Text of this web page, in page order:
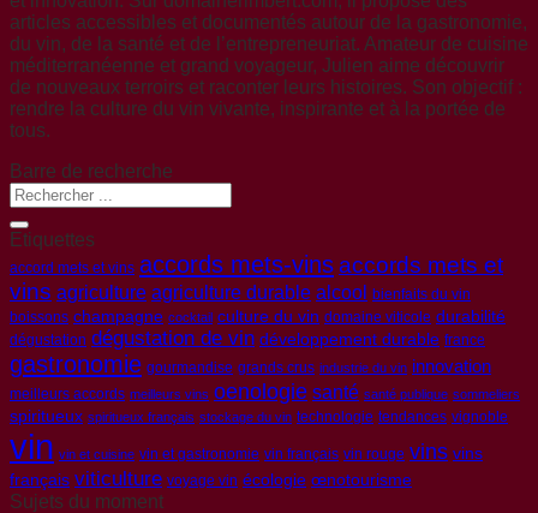
articles accessibles et documentés autour de la gastronomie,
du vin, de la santé et de l’entrepreneuriat. Amateur de cuisine
méditerranéenne et grand voyageur, Julien aime découvrir
de nouveaux terroirs et raconter leurs histoires. Son objectif :
rendre la culture du vin vivante, inspirante et à la portée de
tous.
Barre de recherche
Etiquettes
accord mets et vins accords mets-vinsaccords mets et
vins agriculture agriculture durable alcool bienfaits du vin
boissons champagne cocktail culture du vin domaine viticole durabilité
dégustation dégustation de vin développement durable france
gastronomie gourmandise grands crus industrie du vin innovation
meilleurs accords meilleurs vins oenologie santé santé publique sommeliers
spiritueux spiritueux français stockage du vin technologie tendances vignoble
vin vin et cuisine vin et gastronomie vin français vin rouge vins vins
français viticulture voyage vin écologie œnotourisme
Sujets du moment